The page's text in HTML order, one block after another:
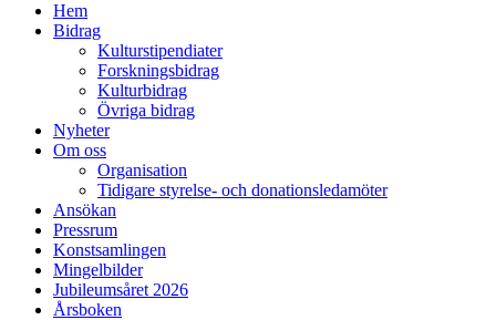
Hem
Bidrag
Kulturstipendiater
Forskningsbidrag
Kulturbidrag
Övriga bidrag
Nyheter
Om oss
Organisation
Tidigare styrelse- och donationsledamöter
Ansökan
Pressrum
Konstsamlingen
Mingelbilder
Jubileumsåret 2026
Årsboken